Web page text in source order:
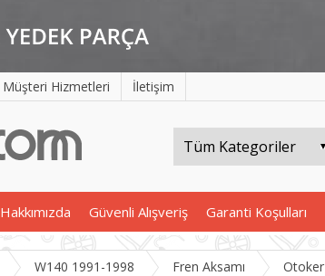
Müşteri Hizmetleri İletişim
Hakkımızda Güvenli Alışveriş Garanti Koşulları
W140 1991-1998 Fren Aksamı Otoker